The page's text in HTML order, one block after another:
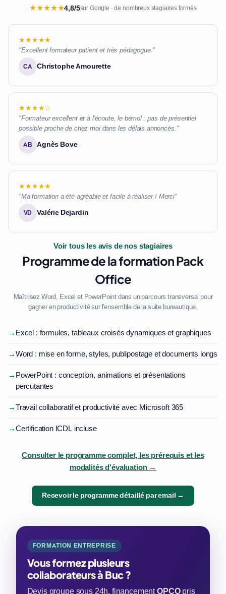
★★★★★4,8/5sur Google · de nombreux stagiaires formés
★★★★★
"Excellent formateur patient et très pédagogue."
CA Christophe Amourette
★★★★☆
"Formateur excellent et à l'écoute, le bémol : pas de présentiel
possible proche de chez moi dans les délais annoncés."
AB Agnès Bove
★★★★★
"Ma formation a été agréable et facile à réaliser ! Merci"
VD Valérie Dejardin
Voir tous les avis de nos stagiaires
Programme de la formation Pack
Office
Maîtrisez Word, Excel et PowerPoint dans un parcours transversal pour
gagner en productivité sur l'ensemble de la suite bureautique.
→ Excel : formules, tableaux croisés dynamiques et graphiques
→Word : mise en forme, styles, publipostage et documents longs
→ PowerPoint : conception, animations et présentations
percutantes
→Travail collaboratif et productivité avec Microsoft 365
→Certification ICDL incluse
Consulter le programme complet, les prérequis et les
modalités d'évaluation →
Recevoir le programme détaillé par email →
FORMATION ENTREPRISE
Vous formez plusieurs
collaborateurs à Buc ?
Devis groupe sous 24h, financementOPCOpris